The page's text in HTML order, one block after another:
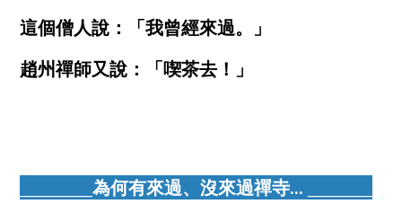
這個僧人說：「我曾經來過。」
趙州禪師又說：「喫茶去！」
_________為何有來過、沒來過禪寺... ________